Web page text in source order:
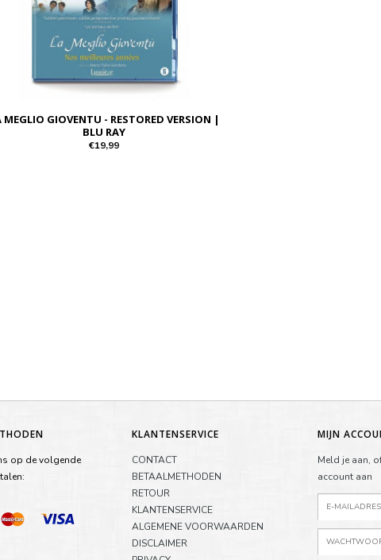
MEGLIO GIOVENTU - RESTORED VERSION |
BLU RAY
€19,99
op de volgende
KLANTENSERVICE
CONTACT
BETAALMETHODEN
RETOUR
KLANTENSERVICE
ALGEMENE VOORWAARDEN
DISCLAIMER
MIJN
Meld je aan,
account aan